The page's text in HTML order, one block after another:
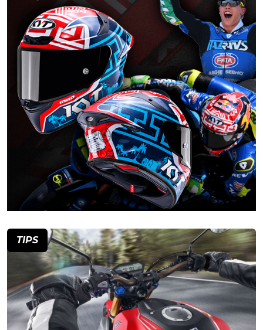
TIPS